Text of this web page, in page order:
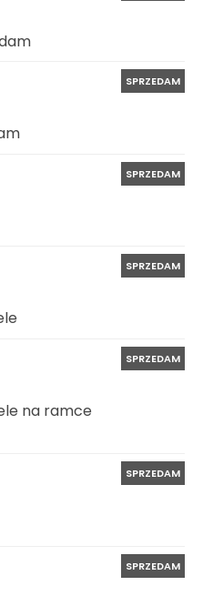
SPRZEDAM
SPRZEDAM
SPRZEDAM
SPRZEDAM
na ramce
SPRZEDAM
SPRZEDAM